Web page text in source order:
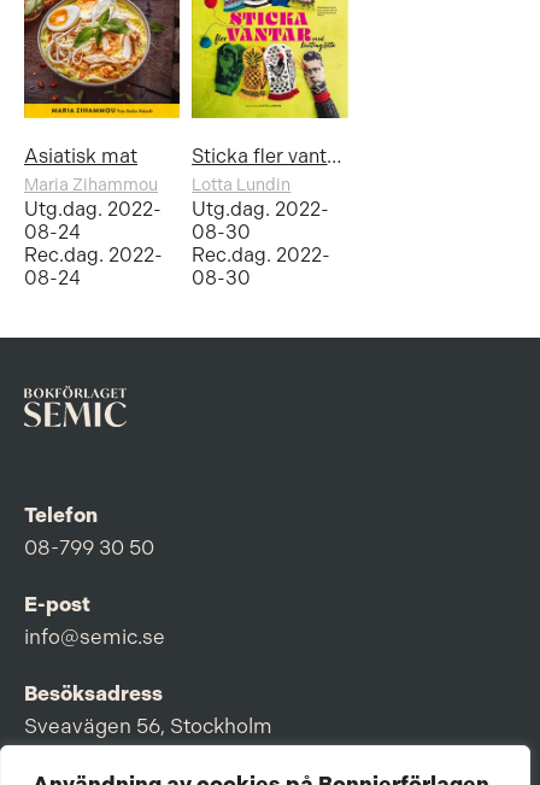
Asiatisk mat
Maria Zihammou
Utg.dag. 2022-
08-24
Rec.dag. 2022-
08-24
Sticka fler vantar med Knitting Lotta
Lotta Lundin
Utg.dag. 2022-
08-30
Rec.dag. 2022-
08-30
Telefon
08-799 30 50
E-post
info@semic.se
Besöksadress
Sveavägen 56, Stockholm